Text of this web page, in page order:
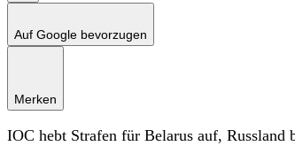
Auf Google bevorzugen
Merken
IOC hebt Strafen für Belarus auf, Russland